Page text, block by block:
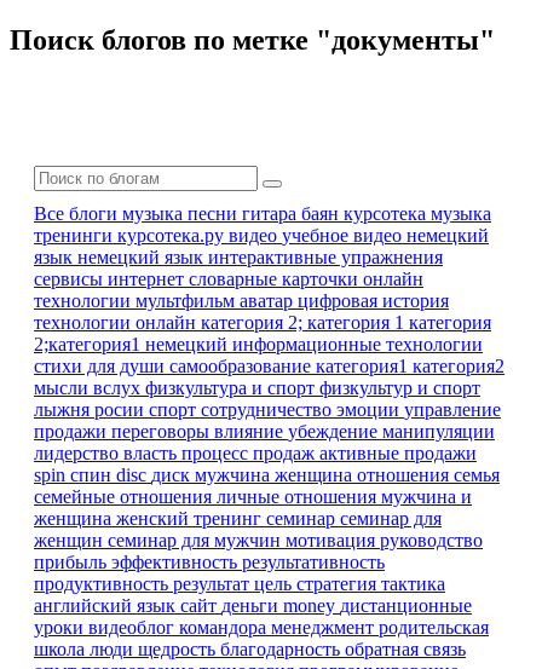
Поиск блогов по метке "документы"
Все блоги музыка песни гитара баян курсотека музыка
тренинги курсотека.ру видео учебное видео немецкий
язык немецкий язык интерактивные упражнения
сервисы интернет словарные карточки онлайн
технологии мультфильм аватар цифровая история
технологии онлайн категория 2; категория 1 категория
2;категория1 немецкий информационные технологии
стихи для души самообразование категория1 категория2
мысли вслух физкультура и спорт физкультур и спорт
лыжня росии спорт сотрудничество эмоции управление
продажи переговоры влияние убеждение манипуляции
лидерство власть процесс продаж активные продажи
spin спин disc диск мужчина женщина отношения семья
семейные отношения личные отношения мужчина и
женщина женский тренинг семинар семинар для
женщин семинар для мужчин мотивация руководство
прибыль эффективность результативность
продуктивность результат цель стратегия тактика
английский язык сайт деньги money дистанционные
уроки видеоблог командора менеджмент родительская
школа люди щедрость благодарность обратная связь